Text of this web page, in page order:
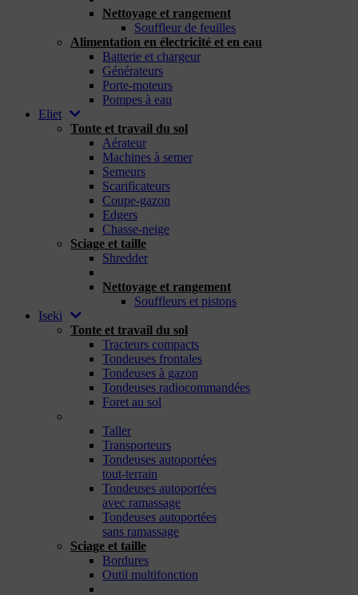
Nettoyage et rangement
Souffleur de feuilles
Alimentation en électricité et en eau
Batterie et chargeur
Générateurs
Porte-moteurs
Pompes à eau
Eliet
Tonte et travail du sol
Aérateur
Machines à semer
Semeurs
Scarificateurs
Coupe-gazon
Edgers
Chasse-neige
Sciage et taille
Shredder
Nettoyage et rangement
Souffleurs et pistons
Iseki
Tonte et travail du sol
Tracteurs compacts
Tondeuses frontales
Tondeuses à gazon
Tondeuses radiocommandées
Foret au sol
Taller
Transporteurs
Tondeuses autoportées
tout-terrain
Tondeuses autoportées
avec ramassage
Tondeuses autoportées
sans ramassage
Sciage et taille
Bordures
Outil multifonction